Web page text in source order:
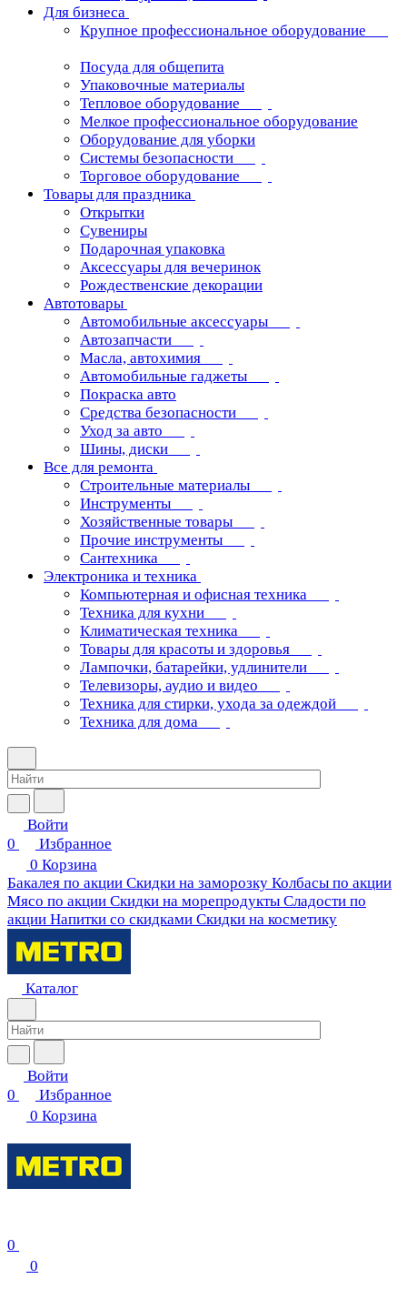
Для бизнеса
Крупное профессиональное оборудование
Посуда для общепита
Упаковочные материалы
Тепловое оборудование
Мелкое профессиональное оборудование
Оборудование для уборки
Системы безопасности
Торговое оборудование
Товары для праздника
Открытки
Сувениры
Подарочная упаковка
Аксессуары для вечеринок
Рождественские декорации
Автотовары
Автомобильные аксессуары
Автозапчасти
Масла, автохимия
Автомобильные гаджеты
Покраска авто
Средства безопасности
Уход за авто
Шины, диски
Все для ремонта
Строительные материалы
Инструменты
Хозяйственные товары
Прочие инструменты
Сантехника
Электроника и техника
Компьютерная и офисная техника
Техника для кухни
Климатическая техника
Товары для красоты и здоровья
Лампочки, батарейки, удлинители
Телевизоры, аудио и видео
Техника для стирки, ухода за одеждой
Техника для дома
Войти
0
Избранное
0 Корзина
Бакалея по акции Скидки на заморозку Колбасы по акции
Мясо по акции Скидки на морепродукты Сладости по
акции Напитки со скидками Скидки на косметику
Каталог
Войти
0
Избранное
0 Корзина
0
0